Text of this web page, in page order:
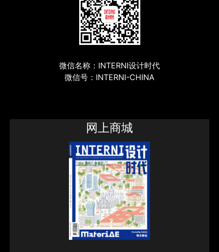
微信名称：INTERNI设计时代
微信号：INTERNI-CHINA
网上商城